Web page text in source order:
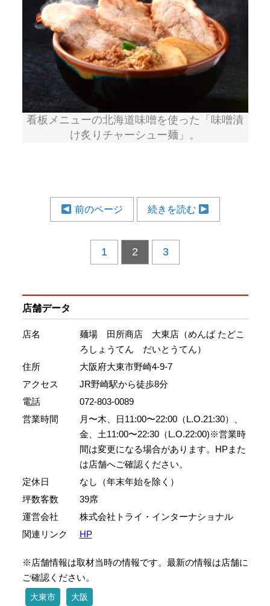
看板メニューの北海道味噌を使った「味噌漬
け炙りチャーシュー麺」。
前のページ 続きを読む
1 2 3
店舗データ
店名
麺場 田所商店 大東店（めんば たどこ
ろしょうてん だいとうてん）
住所
大阪府大東市野崎4-9-7
アクセス
JR野崎駅から徒歩8分
電話
072-803-0089
営業時間
月〜木、日11:00〜22:00（L.O.21:30）、
金、土11:00〜22:30（L.O.22:00)※営業時
間は変更になる場合があります。HPまた
は店舗へご確認ください。
定休日
なし（年末年始を除く）
坪数客数
39席
運営会社
株式会社トライ・インターナショナル
関連リンク
HP
※店舗情報は取材当時の情報です。最新の情報は店舗に
ご確認ください。
大東市 大阪